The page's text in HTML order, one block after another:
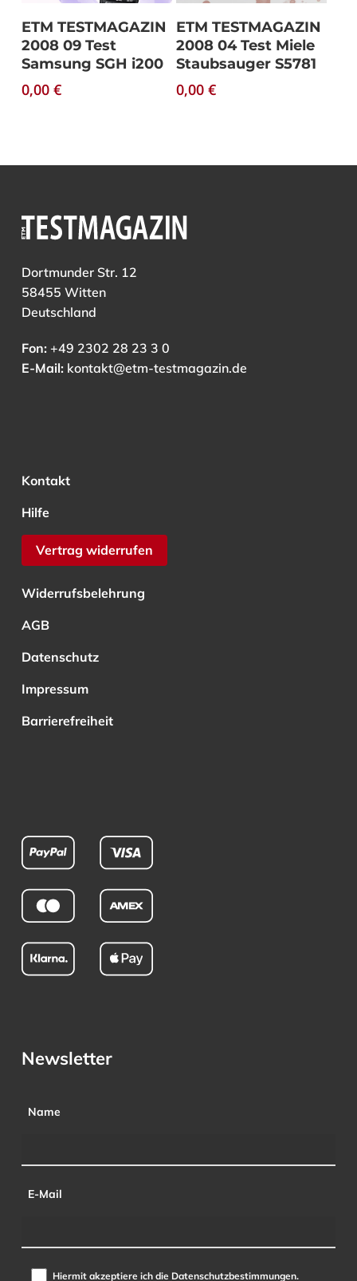
Download
ETM TESTMAGAZIN
2008 09 Test
Samsung SGH i200
0,00 €
Download
ETM TESTMAGAZIN
2008 04 Test Miele
Staubsauger S5781
0,00€
Dortmunder Str. 12
58455 Witten
Deutschland
Fon:+49 2302 28 23 3 0
E-Mail: kontakt@etm-testmagazin.de
Kontakt
Hilfe
Vertrag widerrufen
Widerrufsbelehrung
AGB
Datenschutz
Impressum
Barrierefreiheit
Newsletter
Name
E-Mail
Hiermit akzeptiere ich die Datenschutzbestimmungen.